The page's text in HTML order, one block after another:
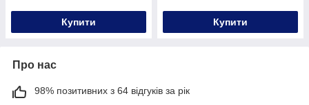
Купити Купити
Про нас
98% позитивних з 64 відгуків за рік